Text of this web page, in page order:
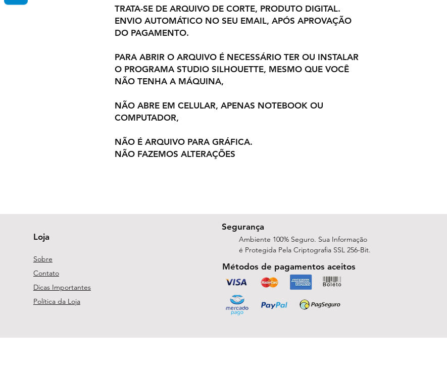
TRATA-SE DE ARQUIVO DE CORTE, PRODUTO DIGITAL.
ENVIO AUTOMÁTICO NO SEU EMAIL, APÓS APROVAÇÃO
DO PAGAMENTO.
PARA ABRIR O ARQUIVO É NECESSÁRIO TER OU INSTALAR
O PROGRAMA STUDIO SILHOUETTE, MESMO QUE VOCÊ
NÃO TENHA A MÁQUINA,
NÃO ABRE EM CELULAR, APENAS NOTEBOOK OU
COMPUTADOR,
NÃO É ARQUIVO PARA GRÁFICA.
NÃO FAZEMOS ALTERAÇÕES
Loja
Sobre
Contato
Dicas Importantes
Política da Loja
Segurança
Ambiente 100% Seguro. Sua Informação
é Protegida Pela Criptografia SSL 256-Bit.
Métodos de pagamentos aceitos